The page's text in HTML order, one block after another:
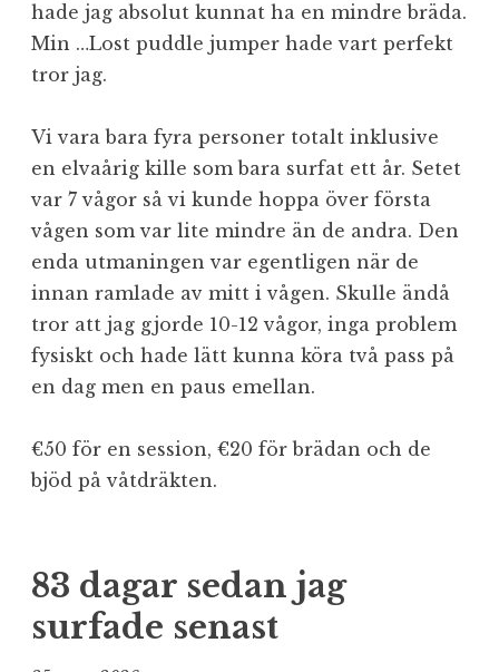
hade jag absolut kunnat ha en mindre bräda.
Min …Lost puddle jumper hade vart perfekt
tror jag.
Vi vara bara fyra personer totalt inklusive
en elvaårig kille som bara surfat ett år. Setet
var 7 vågor så vi kunde hoppa över första
vågen som var lite mindre än de andra. Den
enda utmaningen var egentligen när de
innan ramlade av mitt i vågen. Skulle ändå
tror att jag gjorde 10-12 vågor, inga problem
fysiskt och hade lätt kunna köra två pass på
en dag men en paus emellan.
€50 för en session, €20 för brädan och de
bjöd på våtdräkten.
83 dagar sedan jag
surfade senast